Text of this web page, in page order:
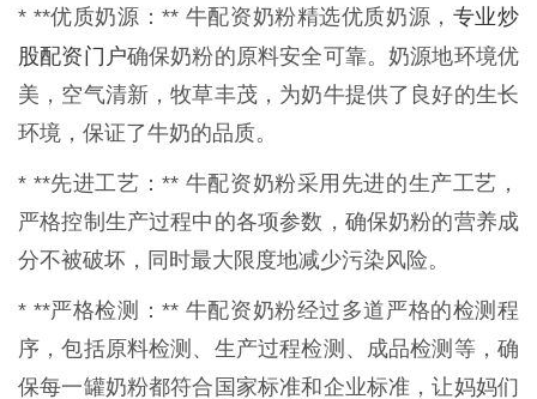
* **优质奶源：** 牛配资奶粉精选优质奶源， 专业炒
股配资门户确保奶粉的原料安全可靠。奶源地环境优
美，空气清新，牧草丰茂，为奶牛提供了良好的生长
环境，保证了牛奶的品质。
* **先进工艺：** 牛配资奶粉采用先进的生产工艺，
严格控制生产过程中的各项参数，确保奶粉的营养成
分不被破坏，同时最大限度地减少污染风险。
* **严格检测：** 牛配资奶粉经过多道严格的检测程
序，包括原料检测、生产过程检测、成品检测等，确
保每一罐奶粉都符合国家标准和企业标准，让妈妈们